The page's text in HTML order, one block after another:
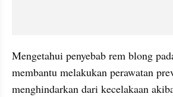
Mengetahui penyebab rem blong
membantu melakukan perawatan
menghindarkan dari kecelakaan